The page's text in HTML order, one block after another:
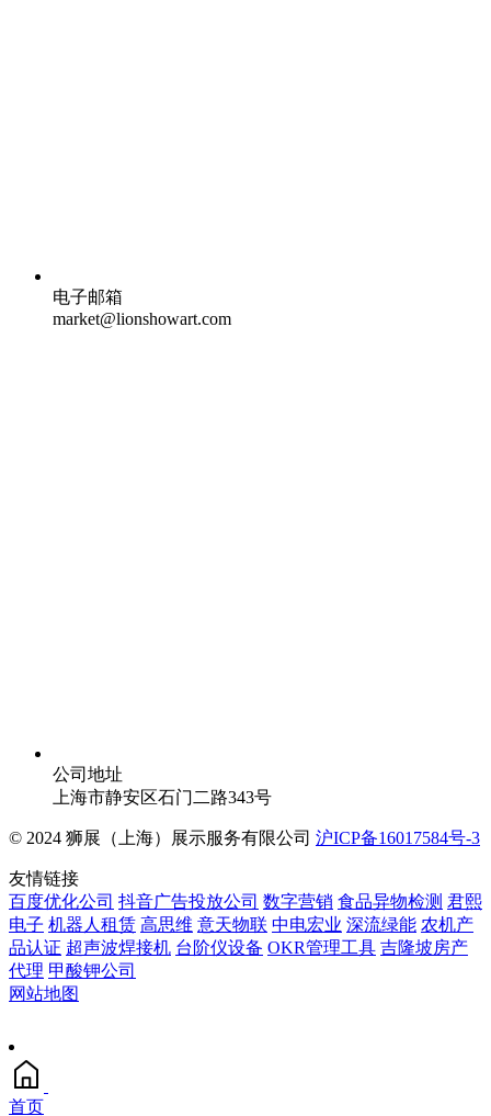
电子邮箱
market@lionshowart.com
公司地址
上海市静安区石门二路343号
© 2024 狮展（上海）展示服务有限公司 沪ICP备16017584号-3
友情链接
百度优化公司 抖音广告投放公司 数字营销 食品异物检测 君熙
电子 机器人租赁 高思维 意天物联 中电宏业 深流绿能 农机产
品认证 超声波焊接机 台阶仪设备 OKR管理工具 吉隆坡房产
代理 甲酸钾公司
网站地图
首页